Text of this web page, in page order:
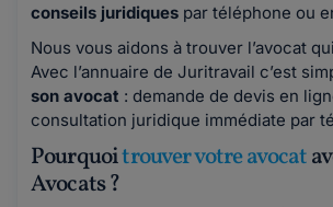
conseils juridiques par téléphone ou
Nous vous aidons à trouver l’avocat
Avec l’annuaire de Juritravail c’est
son avocat : demande de devis en
consultation juridique immédiate par
Pourquoitrouver votre avocat
Avocats ?